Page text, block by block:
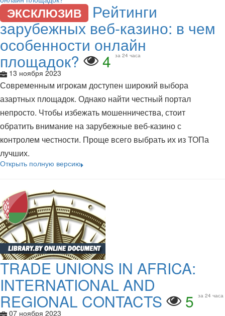
ЭКСКЛЮЗИВ Рейтинги
зарубежных веб-казино: в чем
особенности онлайн
площадок? 4 за 24 часа
13 ноября 2023
Современным игрокам доступен широкий выбора
азартных площадок. Однако найти честный портал
непросто. Чтобы избежать мошенничества, стоит
обратить внимание на зарубежные веб-казино с
контролем честности. Проще всего выбрать их из ТОПа
лучших.
Открыть полную версию
TRADE UNIONS IN AFRICA:
INTERNATIONAL AND
REGIONAL CONTACTS 5 за 24 часа
07 ноября 2023